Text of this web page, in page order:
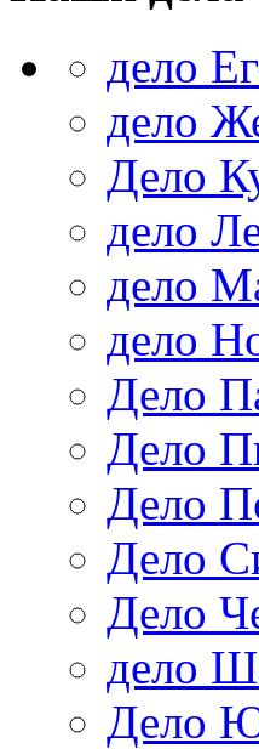
дело
дело
Дело
дело
дело
дело
Дело
Дело
Дело
Дело
Дело
дело
Дело